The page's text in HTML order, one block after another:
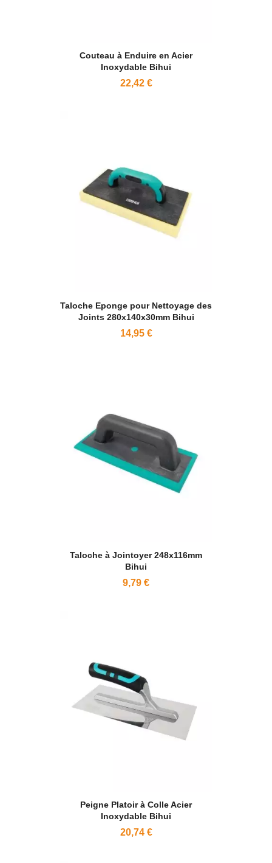
Couteau à Enduire en Acier
Inoxydable Bihui
22,42 €
Taloche Eponge pour Nettoyage des
Joints 280x140x30mm Bihui
14,95 €
Taloche à Jointoyer 248x116mm
Bihui
9,79 €
Peigne Platoir à Colle Acier
Inoxydable Bihui
20,74 €